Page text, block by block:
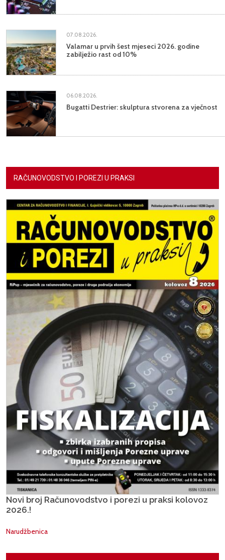
07.08.2026.
Valamar u prvih šest mjeseci 2026. godine
zabilježio rast od 10%
06.08.2026.
Bugatti Destrier: skulptura stvorena za vječnost
RAČUNOVODSTVO I POREZI U PRAKSI
Novi broj Računovodstvo i porezi u praksi kolovoz
2026.!
Narudžbenica